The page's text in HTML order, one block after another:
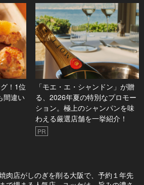
！1位
間違い
「モエ・エ・シャンドン」が贈
る、2026年夏の特別なプロモー
ション。極上のシャンパンを味
わえる厳選店舗を一挙紹介！
PR
肉店がしのぎを削る大阪で、予約１年先